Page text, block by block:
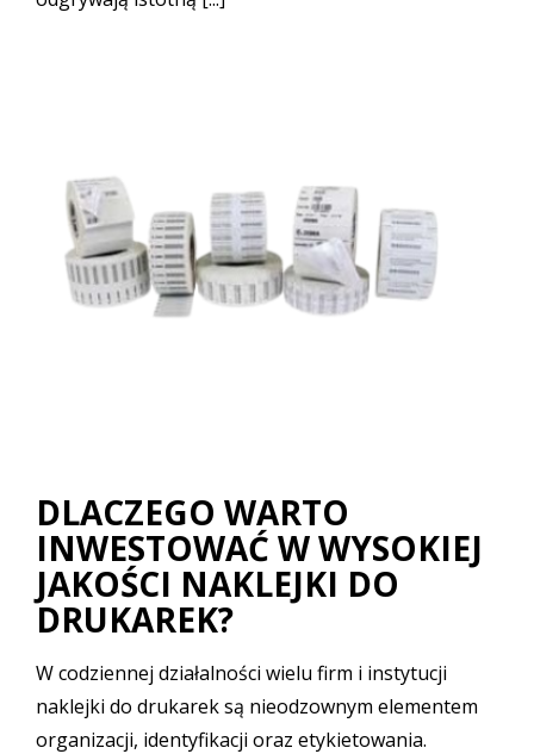
DLACZEGO WARTO
INWESTOWAĆ W WYSOKIEJ
JAKOŚCI NAKLEJKI DO
DRUKAREK?
W codziennej działalności wielu firm i instytucji
naklejki do drukarek są nieodzownym elementem
organizacji, identyfikacji oraz etykietowania.